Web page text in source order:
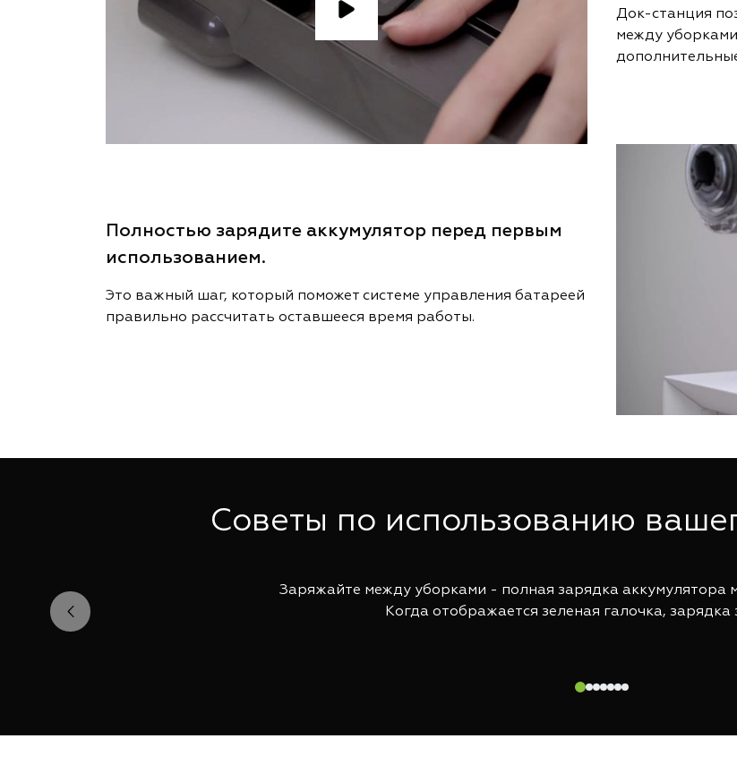
Док-станция
между
Полностью зарядите аккумулятор перед первым
использованием.
Это важный шаг, который поможет системе управления батареей
правильно рассчитать оставшееся время работы.
Советы по использованию
Заряжайте между уборками - полная зарядка аккумулятора
Когда отображается зеленая галочка, зарядка